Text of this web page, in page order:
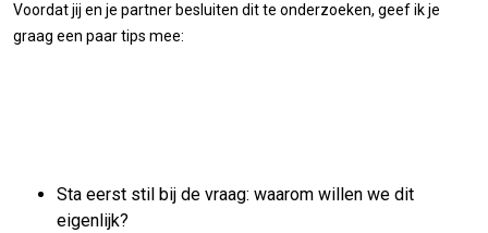
Voordat jij en je partner besluiten dit te onderzoeken, geef ik je
graag een paar tips mee:
Sta eerst stil bij de vraag: waarom willen we dit
eigenlijk?